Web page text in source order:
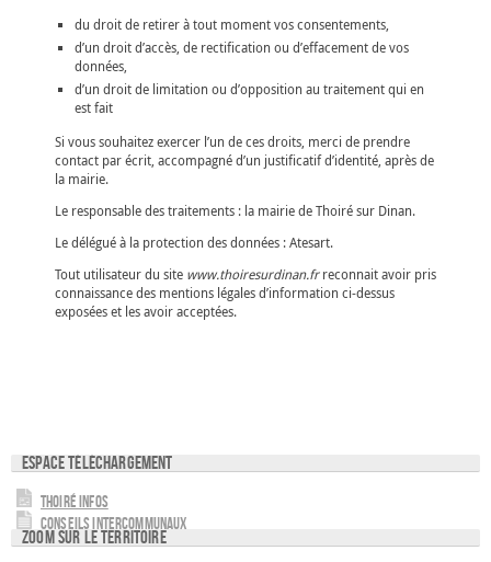
du droit de retirer à tout moment vos consentements,
d’un droit d’accès, de rectification ou d’effacement de vos
données,
d’un droit de limitation ou d’opposition au traitement qui en
est fait
Si vous souhaitez exercer l’un de ces droits, merci de prendre
contact par écrit, accompagné d’un justificatif d’identité, après de
la mairie.
Le responsable des traitements : la mairie de Thoiré sur Dinan.
Le délégué à la protection des données : Atesart.
Tout utilisateur du site www.thoiresurdinan.frreconnait avoir pris
connaissance des mentions légales d’information ci-dessus
exposées et les avoir acceptées.
Espace téléchargement
Thoiré Infos
Conseils intercommunaux
Zoom sur le territoire